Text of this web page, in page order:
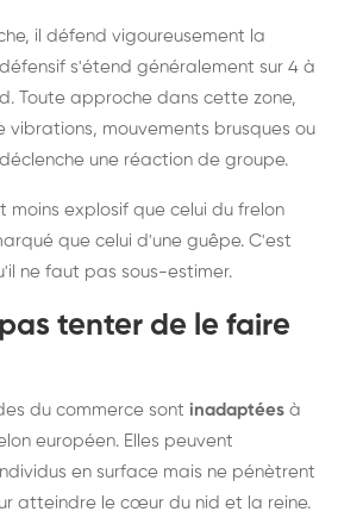
il défend vigoureusement la
s'étend généralement sur 4 à
Toute approche dans cette zone,
vibrations, mouvements brusques ou
une réaction de groupe.
moins explosif que celui du frelon
que celui d'une guêpe. C'est
ne faut pas sous-estimer.
tenter de le faire
du commerce sont inadaptées à
européen. Elles peuvent
en surface mais ne pénètrent
atteindre le cœur du nid et la reine.